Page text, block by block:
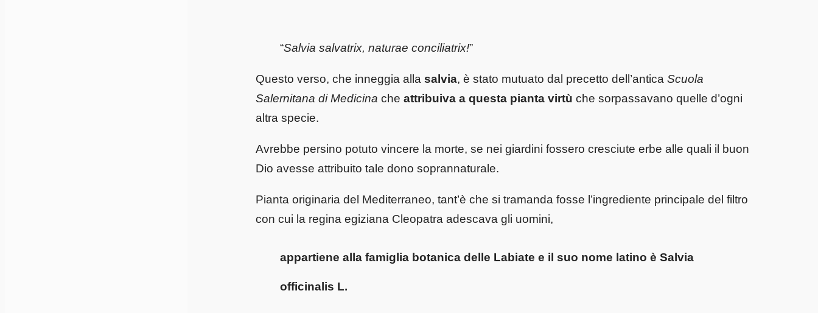
“Salvia salvatrix, naturae conciliatrix!”
Questo verso, che inneggia alla salvia, è stato mutuato dal precetto dell’antica Scuola
Salernitana di Medicina che attribuiva a questa pianta virtù che sorpassavano quelle d’ogni
altra specie.
Avrebbe persino potuto vincere la morte, se nei giardini fossero cresciute erbe alle quali il buon
Dio avesse attribuito tale dono soprannaturale.
Pianta originaria del Mediterraneo, tant’è che si tramanda fosse l’ingrediente principale del filtro
con cui la regina egiziana Cleopatra adescava gli uomini,
appartiene alla famiglia botanica delle Labiate e il suo nome latino è Salvia
officinalis L.